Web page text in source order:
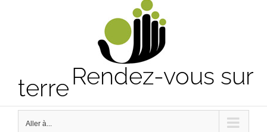
Rendez-vous sur
terre
Aller à...